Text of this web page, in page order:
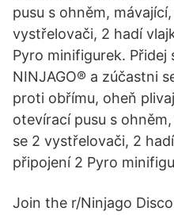
pusu s ohněm,
vystřelovači, 2 hadí
Pyro minifigurek. Přidej
NINJAGO® a zúčastni
proti obřímu, oheň
otevírací pusu s
se 2 vystřelovači, 2
připojení 2 Pyro
Join the r/Ninjago